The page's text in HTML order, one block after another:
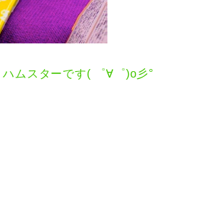
ムスターです( ゜∀゜)o彡°